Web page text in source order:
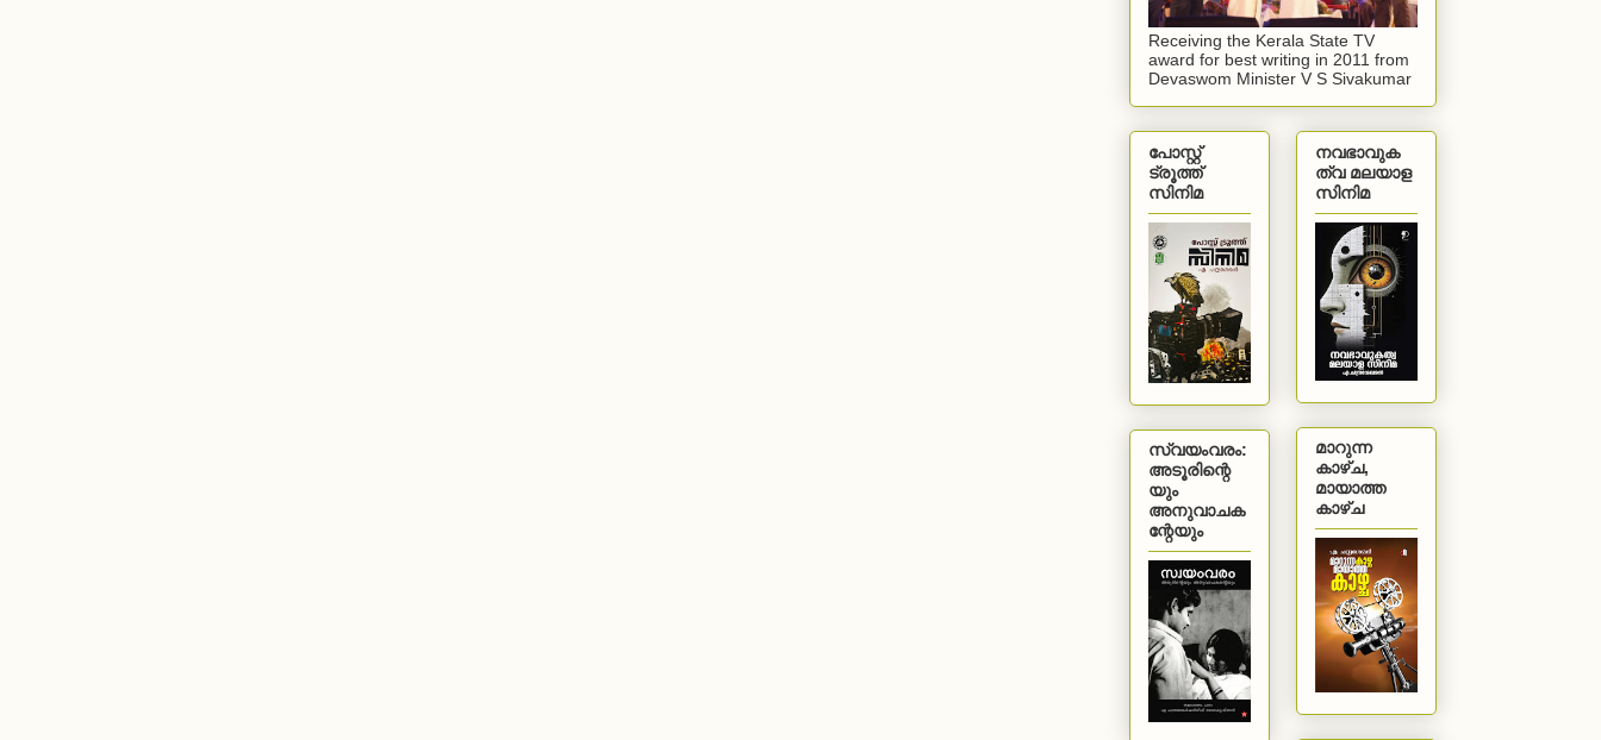
Receiving the Kerala State TV
award for best writing in 2011 from
Devaswom Minister V S Sivakumar
പോസ്റ്റ്
ട്രൂത്ത്
സിനിമ
സ്വയംവരം:
അടൂരിന്റെ
യും
അനുവാചക
ന്റേയും
നവഭാവുക
ത്വ മലയാള
സിനിമ
മാറുന്ന
കാഴ്ച,
മായാത്ത
കാഴ്ച